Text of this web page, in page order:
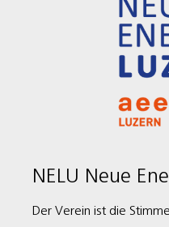
NELU Neue
Der Verein ist die